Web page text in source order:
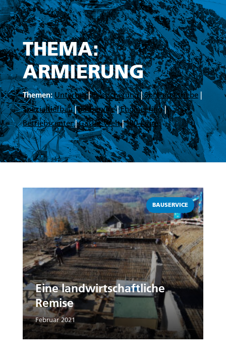
THEMA:
ARMIERUNG
Themen:Untertag|Felssicherung|Sprengbetriebe|
Spezialtiefbau|Bauservice|Engineering|
Betriebscenter|Gasser Welt|100 Jahre
BAUSERVICE
Eine landwirtschaftliche
Remise
Februar 2021
Weiterlesen